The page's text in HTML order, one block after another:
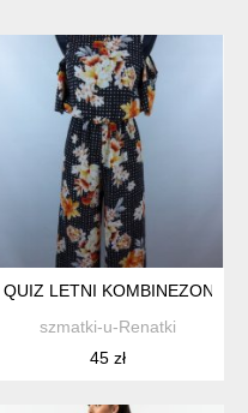
KWIATOWE 48 4XL
QUIZ LETNI KOMBINEZON W
szmatki-u-Renatki
45 zł